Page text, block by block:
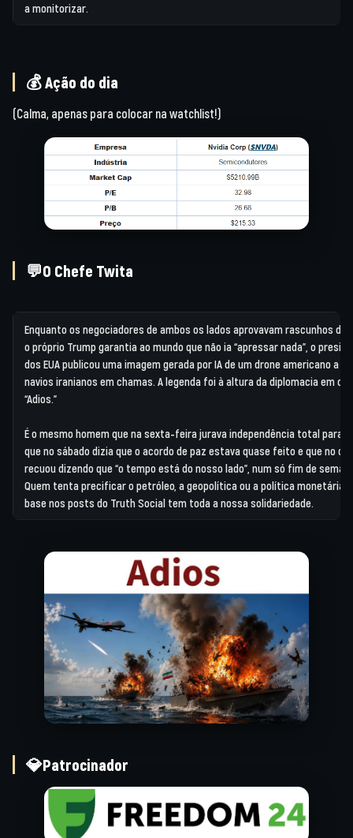
a monitorizar.
💰 Ação do dia
(Calma, apenas para colocar na watchlist!)
💬O Chefe Twita
Enquanto os negociadores de ambos os lados aprovavam rascunhos de
o próprio Trump garantia ao mundo que não ia “apressar nada”, o
dos EUA publicou uma imagem gerada por IA de um drone americano a
navios iranianos em chamas. A legenda foi à altura da diplomacia em
“Adios.”
É o mesmo homem que na sexta-feira jurava independência total para a
que no sábado dizia que o acordo de paz estava quase feito e que no
recuou dizendo que “o tempo está do nosso lado”, num só fim de
Quem tenta precificar o petróleo, a geopolítica ou a política monetária
base nos posts do Truth Social tem toda a nossa solidariedade.
💎Patrocinador